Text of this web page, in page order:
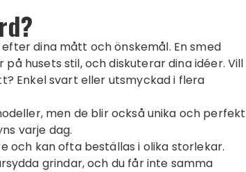
dina mått och önskemål. En smed
husets stil, och diskuterar dina idéer. Vill
Enkel svart eller utsmyckad i flera
men de blir också unika och perfekt
varje dag.
och kan ofta beställas i olika storlekar.
grindar, och du får inte samma